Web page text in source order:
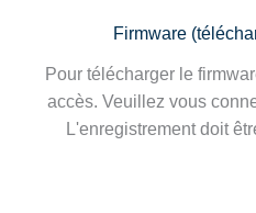
Firmware
Pour télécharger le
accès. Veuillez vous
L'enregistrement doit